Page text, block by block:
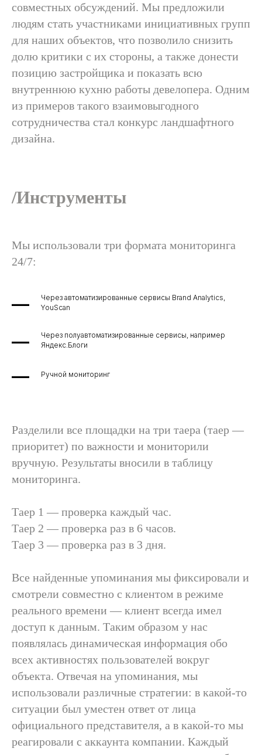
совместных обсуждений. Мы предложили
людям стать участниками инициативных групп
для наших объектов, что позволило снизить
долю критики с их стороны, а также донести
позицию застройщика и показать всю
внутреннюю кухню работы девелопера. Одним
из примеров такого взаимовыгодного
сотрудничества стал конкурс ландшафтного
дизайна.
/Инструменты
Мы использовали три формата мониторинга
24/7:
Через автоматизированные сервисы Brand Analytics,
YouScan
Через полуавтоматизированные сервисы, например
Яндекс.Блоги
Ручной мониторинг
Разделили все площадки на три таера (таер —
приоритет) по важности и мониторили
вручную. Результаты вносили в таблицу
мониторинга.
Таер 1 — проверка каждый час.
Таер 2 — проверка раз в 6 часов.
Таер 3 — проверка раз в 3 дня.
Все найденные упоминания мы фиксировали и
смотрели совместно с клиентом в режиме
реального времени — клиент всегда имел
доступ к данным. Таким образом у нас
появлялась динамическая информация обо
всех активностях пользователей вокруг
объекта. Отвечая на упоминания, мы
использовали различные стратегии: в какой-то
ситуации был уместен ответ от лица
официального представителя, а в какой-то мы
реагировали с аккаунта компании. Каждый